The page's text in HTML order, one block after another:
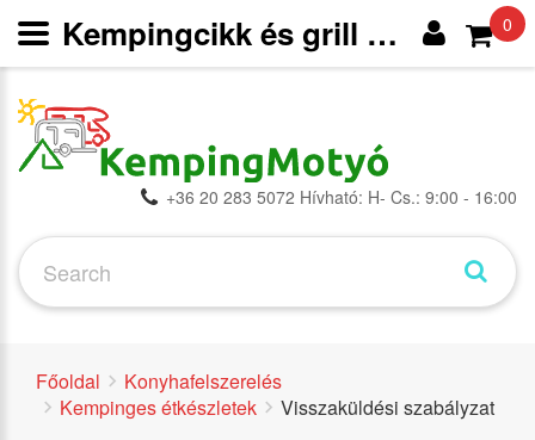
+36 20 283 5072 Hívható: H- Cs.: 9:00 - 16:00
0
Főoldal
Konyhafelszerelés
Kempinges étkészletek
Visszaküldési szabályzat
Kempingcikk és grill webáruház